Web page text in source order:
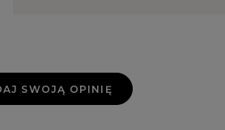
SWOJĄ OPINIĘ